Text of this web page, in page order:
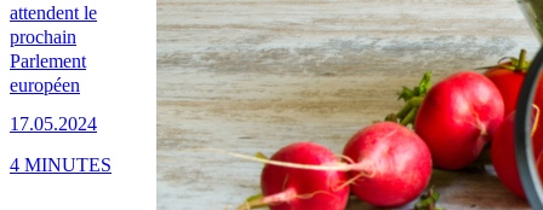
attendent le
prochain
Parlement
européen
17.05.2024
4 MINUTES